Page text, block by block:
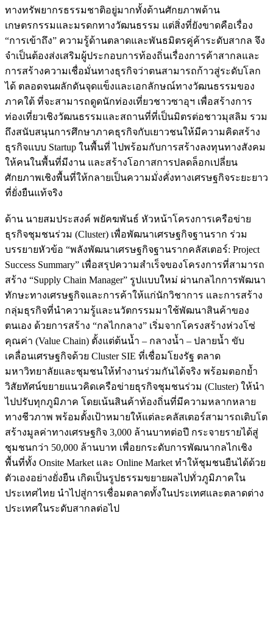
ทางทรัพยากรธรรมชาติอยู่มากทั้งด้านศักยภาพด้าน
เกษตรกรรมและมรดกทางวัฒนธรรม แต่สิ่งที่ยังขาดคือเรื่อง
“การเข้าถึง” ความรู้ด้านตลาดและพันธมิตรคู่ค้าระดับสากล จึง
จำเป็นต้องส่งเสริมผู้ประกอบการท้องถิ่นเรื่องการค้าสากลและ
การสร้างความเชื่อมั่นทางธุรกิจว่าตนสามารถก้าวสู่ระดับโลก
ได้ ตลอดจนผลักดันจุดแข็งและเอกลักษณ์ทางวัฒนธรรมของ
ภาคใต้ ที่จะสามารถดูดนักท่องเที่ยวชาวซาอุฯ เพื่อสร้างการ
ท่องเที่ยวเชิงวัฒนธรรมและสถานที่ที่เป็นมิตรต่อชาวมุสลิม รวม
ถึงสนับสนุนการศึกษาภาคธุรกิจกับเยาวชนให้มีความคิดสร้าง
ธุรกิจแบบ Startup ในพื้นที่ ไปพร้อมกับการสร้างลงทุนทางสังคม
ให้คนในพื้นที่มีงาน และสร้างโอกาสการปลดล็อกเปลี่ยน
ศักยภาพเชิงพื้นที่ให้กลายเป็นความมั่งคั่งทางเศรษฐกิจระยะยาว
ที่ยั่งยืนแท้จริง
ด้าน นายสมประสงค์ พยัคฆพันธ์ หัวหน้าโครงการเครือข่าย
ธุรกิจชุมชนร่วม (Cluster) เพื่อพัฒนาเศรษฐกิจฐานราก ร่วม
บรรยายหัวข้อ “พลังพัฒนาเศรษฐกิจฐานรากคลัสเตอร์: Project
Success Summary” เพื่อสรุปความสำเร็จของโครงการที่สามารถ
สร้าง “Supply Chain Manager” รูปแบบใหม่ ผ่านกลไกการพัฒนา
ทักษะทางเศรษฐกิจและการค้าให้แก่นักวิชาการ และการสร้าง
กลุ่มธุรกิจที่นำความรู้และนวัตกรรมมาใช้พัฒนาสินค้าของ
ตนเอง ด้วยการสร้าง “กลไกกลาง” เริ่มจากโครงสร้างห่วงโซ่
คุณค่า (Value Chain) ตั้งแต่ต้นน้ำ – กลางน้ำ – ปลายน้ำ ขับ
เคลื่อนเศรษฐกิจด้วย Cluster SIE ที่เชื่อมโยงรัฐ ตลาด
มหาวิทยาลัยและชุมชนให้ทำงานร่วมกันได้จริง พร้อมตอกย้ำ
วิสัยทัศน์ขยายแนวคิดเครือข่ายธุรกิจชุมชนร่วม (Cluster) ให้นำ
ไปปรับทุกภูมิภาค โดยเน้นสินค้าท้องถิ่นที่มีความหลากหลาย
ทางชีวภาพ พร้อมตั้งเป้าหมายให้แต่ละคลัสเตอร์สามารถเติบโต
สร้างมูลค่าทางเศรษฐกิจ 3,000 ล้านบาทต่อปี กระจายรายได้สู่
ชุมชนกว่า 50,000 ล้านบาท เพื่อยกระดับการพัฒนากลไกเชิง
พื้นที่ทั้ง Onsite Market และ Online Market ทำให้ชุมชนยืนได้ด้วย
ตัวเองอย่างยั่งยืน เกิดเป็นรูปธรรมขยายผลไปทั่วภูมิภาคใน
ประเทศไทย นำไปสู่การเชื่อมตลาดทั้งในประเทศและตลาดต่าง
ประเทศในระดับสากลต่อไป